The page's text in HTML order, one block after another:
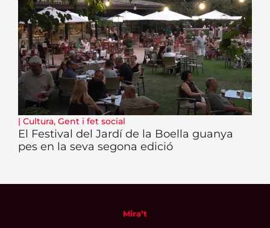
| Cultura, Gent i fet social
El Festival del Jardí de la Boella guanya
pes en la seva segona edició
Mira’t